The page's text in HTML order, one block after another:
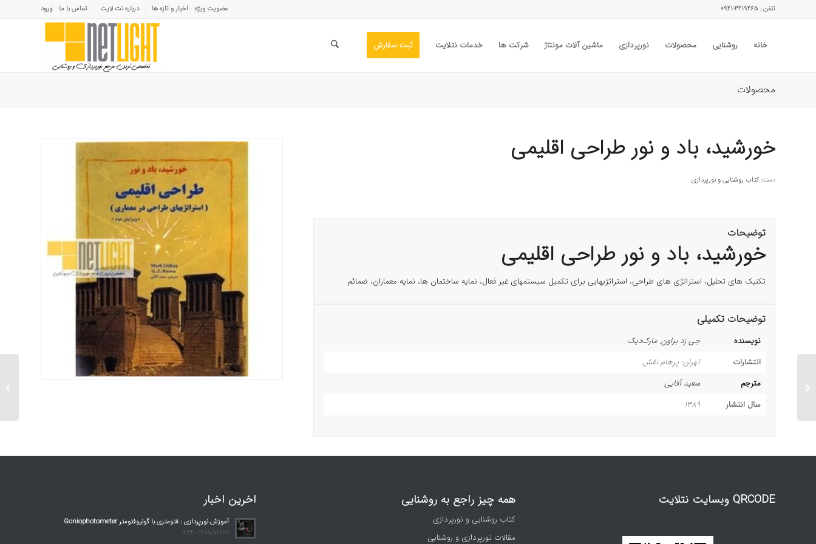
عضویت ویژه اخبار و تازه ها درباره نت لایت تماس با ما ورود تلفن : ۳۲۱۹۲۶۵-۰۹۲۱
خانه روشنایی محصولات نورپردازی ماشین آلات مونتاژ شرکت ها خدمات نتلایت ثبت سفارش
محصولات
خورشید، باد و نور طراحی اقلیمی
دسته:کتاب روشنایی و نورپردازی
توضیحات
خورشید، باد و نور طراحی اقلیمی
تکنیک های تحلیل، استراتژی های طراحی، استراتژیهایی برای تکمیل سیستمهای غیر فعال، نمایه ساختمان ها، نمایه معماران، ضمائم
توضیحات تکمیلی
نویسنده
جی زد براون, مارک‌دیک
انتشارات
تهران: پرهام نقش
مترجم
سعید آقایی
سال انتشار
1389
QRCODE وبسایت نتلایت همه چیز راجع به روشنایی
کتاب روشنایی و نورپردازی
مقالات نورپردازی و روشنایی
اخرین اخبار
آموزش نورپردازی : فتومتری با گونیوفتومتر Goniophotometer
1405/04/08 - 11:32
راهنمای کامل نرم‌افزار